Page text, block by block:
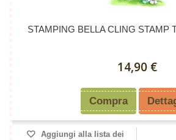
STAMPING BELLA CLING STAMP
14,90 €
Compra
Aggiungi alla lista dei